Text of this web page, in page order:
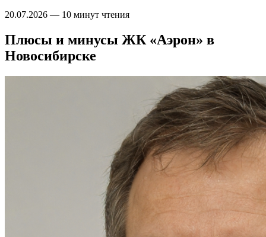
20.07.2026 — 10 минут чтения
Плюсы и минусы ЖК «Аэрон» в
Новосибирске